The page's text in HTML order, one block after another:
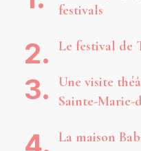
festivals
Le festival de
Une visite
Sainte-Marie-
La maison